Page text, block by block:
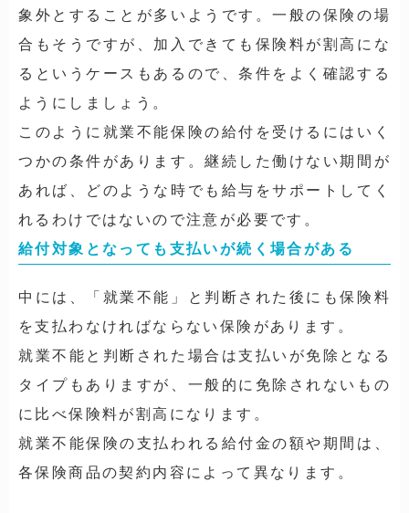
象外とすることが多いようです。一般の保険の場
合もそうですが、加入できても保険料が割高にな
るというケースもあるので、条件をよく確認する
ようにしましょう。
このように就業不能保険の給付を受けるにはいく
つかの条件があります。継続した働けない期間が
あれば、どのような時でも給与をサポートしてく
れるわけではないので注意が必要です。
給付対象となっても支払いが続く場合がある
中には、「就業不能」と判断された後にも保険料
を支払わなければならない保険があります。
就業不能と判断された場合は支払いが免除 となる
タイプもありますが、一般的に免除されないもの
に比べ保険料が割高 になります。
就業不能保険の支払われる給付金の額や期間は、
各保険商品の契約内容によって異なります。